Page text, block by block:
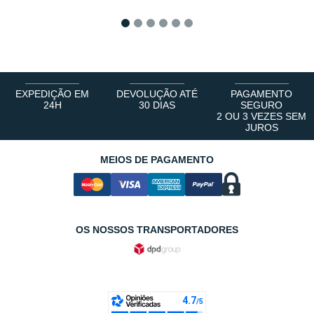
EXPEDIÇÃO EM
24H
DEVOLUÇÃO ATÉ
30 DIAS
PAGAMENTO
SEGURO
2 OU 3 VEZES SEM
JUROS
MEIOS DE PAGAMENTO
OS NOSSOS TRANSPORTADORES